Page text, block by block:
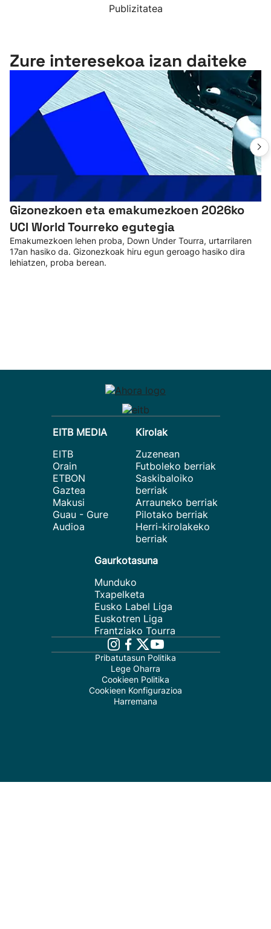
Publizitatea
Zure interesekoa izan daiteke
Gizonezkoen eta emakumezkoen 2026ko
UCI World Tourreko egutegia
Emakumezkoen lehen proba, Down Under Tourra, urtarrilaren
17an hasiko da. Gizonezkoak hiru egun geroago hasiko dira
lehiatzen, proba berean.
EITB MEDIA
EITB
Orain
ETBON
Gaztea
Makusi
Guau - Gure
Audioa
Kirolak
Zuzenean
Futboleko berriak
Saskibaloiko
berriak
Arrauneko berriak
Pilotako berriak
Herri-kirolakeko
berriak
Gaurkotasuna
Munduko
Txapelketa
Eusko Label Liga
Euskotren Liga
Frantziako Tourra
Pribatutasun Politika
Lege Oharra
Cookieen Politika
Cookieen Konfigurazioa
Harremana